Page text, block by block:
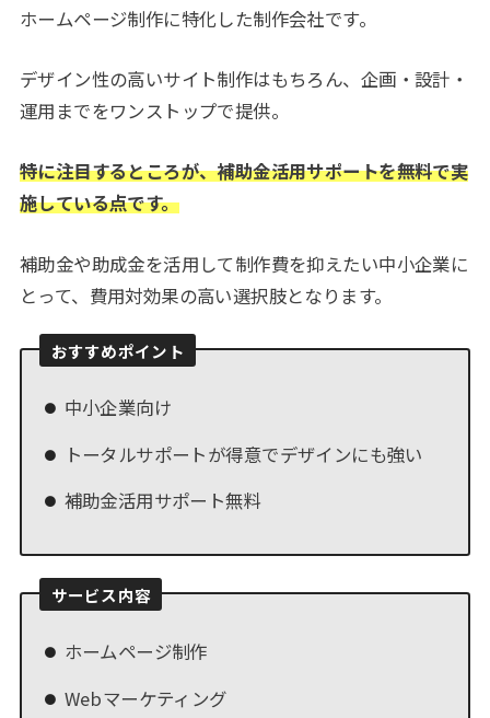
ホームページ制作に特化した制作会社です。
デザイン性の高いサイト制作はもちろん、企画・設計・
運用までをワンストップで提供。
特に注目するところが、補助金活用サポートを無料で実
施している点です。
補助金や助成金を活用して制作費を抑えたい中小企業に
とって、費用対効果の高い選択肢となります。
おすすめポイント
中小企業向け
トータルサポートが得意でデザインにも強い
補助金活用サポート無料
サービス内容
ホームページ制作
Webマーケティング